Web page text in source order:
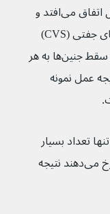
اما تعیین اینکه کدام سقط جنین به هر حال اتفاق می‌افتد و
کدام یک نتیجه روش نمونه برداری از پرزهای جفتی (CVS)
است، دشوار است. اما تعیین اینکه کدام سقط جنین‌ها به هر
نتیجه عمل نمونه
تعداد بسیار
کمی از سقط جنین‌هایی که پس از CVS رخ می‌دهند نتیجه